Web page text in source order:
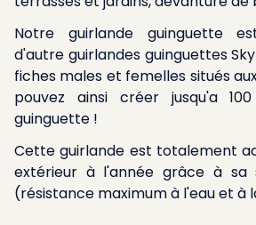
Notre guirlande guinguette
d'autre guirlandes guinguettes
fiches males et femelles situés
pouvez ainsi créer jusqu'a
guinguette !
Cette guirlande est totalement
extérieur à l'année grâce à sa
(résistance maximum à l'eau et à